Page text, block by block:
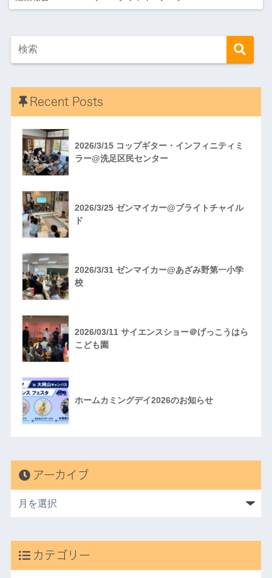
Recent Posts
2026/3/15 コップギター・インフィニティミ
ラー@洗足区民センター
2026/3/25 ゼンマイカー@ブライトチャイル
ド
2026/3/31 ゼンマイカー@あざみ野第一小学
校
2026/03/11 サイエンスショー＠げっこうはら
こども園
ホームカミングデイ2026のお知らせ
アーカイブ
カテゴリー